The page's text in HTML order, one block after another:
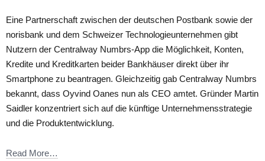
Eine Partnerschaft zwischen der deutschen Postbank sowie der
norisbank und dem Schweizer Technologieunternehmen gibt
Nutzern der Centralway Numbrs-App die Möglichkeit, Konten,
Kredite und Kreditkarten beider Bankhäuser direkt über ihr
Smartphone zu beantragen. Gleichzeitig gab Centralway Numbrs
bekannt, dass Oyvind Oanes nun als CEO amtet. Gründer Martin
Saidler konzentriert sich auf die künftige Unternehmensstrategie
und die Produktentwicklung.
Read More…